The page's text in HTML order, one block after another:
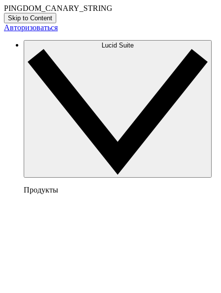
PINGDOM_CANARY_STRING
Skip to Content
Авторизоваться
Lucid Suite
Продукты